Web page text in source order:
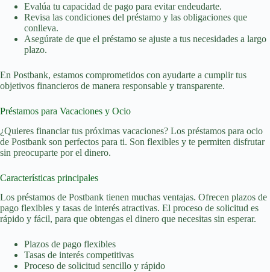
Evalúa tu capacidad de pago para evitar endeudarte.
Revisa las condiciones del préstamo y las obligaciones que
conlleva.
Asegúrate de que el préstamo se ajuste a tus necesidades a largo
plazo.
En Postbank, estamos comprometidos con ayudarte a cumplir tus
objetivos financieros de manera responsable y transparente.
Préstamos para Vacaciones y Ocio
¿Quieres financiar tus próximas vacaciones? Los préstamos para ocio
de Postbank son perfectos para ti. Son flexibles y te permiten disfrutar
sin preocuparte por el dinero.
Características principales
Los préstamos de Postbank tienen muchas ventajas. Ofrecen plazos de
pago flexibles y tasas de interés atractivas. El proceso de solicitud es
rápido y fácil, para que obtengas el dinero que necesitas sin esperar.
Plazos de pago flexibles
Tasas de interés competitivas
Proceso de solicitud sencillo y rápido